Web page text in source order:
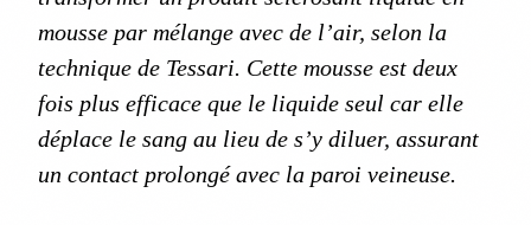
mousse par mélange avec de l’air, selon la
technique de Tessari. Cette mousse est deux
fois plus efficace que le liquide seul car elle
déplace le sang au lieu de s’y diluer, assurant
un contact prolongé avec la paroi veineuse.